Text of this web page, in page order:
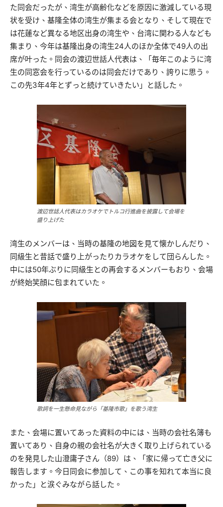
た同会だったが、湾生が高齢化などを原因に激減している現
状を受け、基隆全体の湾生が集まる会となり、そして現在で
は花蓮など異なる地区出身の湾生や、台湾に関わる人なども
集まり、今年は基隆出身の湾生24人のほか全体で49人の出
席が叶った。同会の渡辺世話人代表は、「毎年このように湾
生の同窓会を行っているのは同会だけであり、誇りに思う。
この先3年4年とずっと続けていきたい」と話した。
渡辺世話人代表はカラオケでトルコ行進曲を披露して会場を
盛り上げた
湾生のメンバーは、当時の基隆の地図を見て懐かしんだり、
同級生と昔話で盛り上がったりカラオケをして団らんした。
中には50年ぶりに同級生との再会するメンバーもおり、会場
が終始笑顔に包まれていた。
歌詞を一生懸命見ながら「基隆市歌」を歌う湾生
また、会場に置いてあった資料の中には、当時の会社名簿も
置いてあり、自身の親の会社名が大きく取り上げられている
のを発見した山澄庸子さん（89）は、「家に帰って亡き父に
報告します。今日同会に参加して、この事を知れて本当に良
かった」と涙ぐみながら話した。